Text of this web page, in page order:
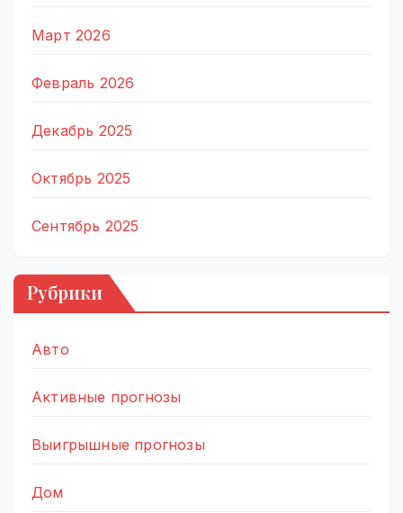
Март 2026
Февраль 2026
Декабрь 2025
Октябрь 2025
Сентябрь 2025
Рубрики
Авто
Активные прогнозы
Выигрышные прогнозы
Дом